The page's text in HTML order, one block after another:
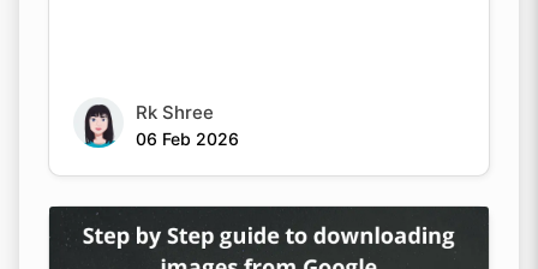
Rk Shree
06 Feb 2026